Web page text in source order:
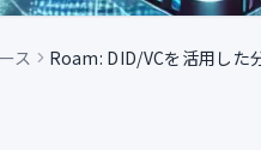
ス Roam: DID/VCを活用した